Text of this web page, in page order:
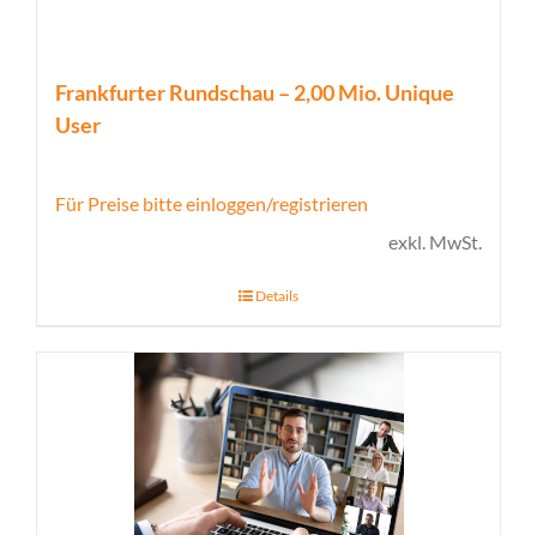
Frankfurter Rundschau – 2,00 Mio. Unique
User
Für Preise bitte einloggen/registrieren
exkl. MwSt.
Details